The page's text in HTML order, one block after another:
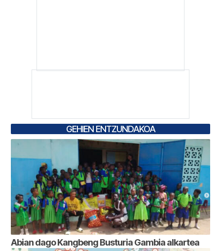
GEHIEN ENTZUNDAKOA
Abian dago Kangbeng Busturia Gambia alkartea